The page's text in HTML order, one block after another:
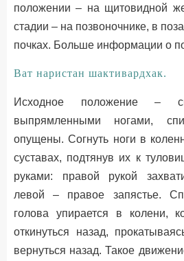
положении – на щитовидной
стадии – на позвоночнике, в
почках. Больше информации о
Ват наристан шактивардхак.
Исходное положение
выпрямленными ногами,
опущены. Согнуть ноги в
суставах, подтянув их к
руками: правой рукой
левой – правое запястье.
голова упирается в колени,
откинуться назад,
вернуться назад. Такое